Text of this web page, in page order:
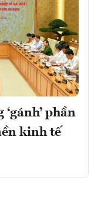
phần
kinh tế